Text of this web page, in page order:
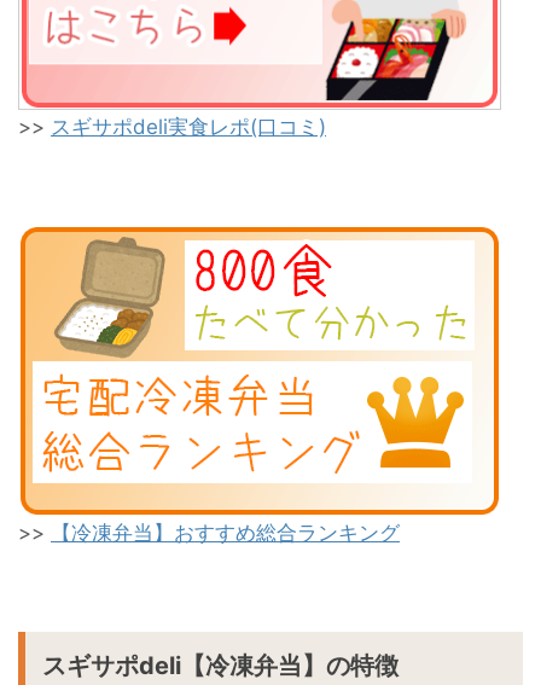
>> スギサポdeli実食レポ(口コミ)
>> 【冷凍弁当】おすすめ総合ランキング
スギサポdeli【冷凍弁当】の特徴